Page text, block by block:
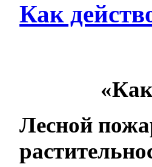
Как
Лесной